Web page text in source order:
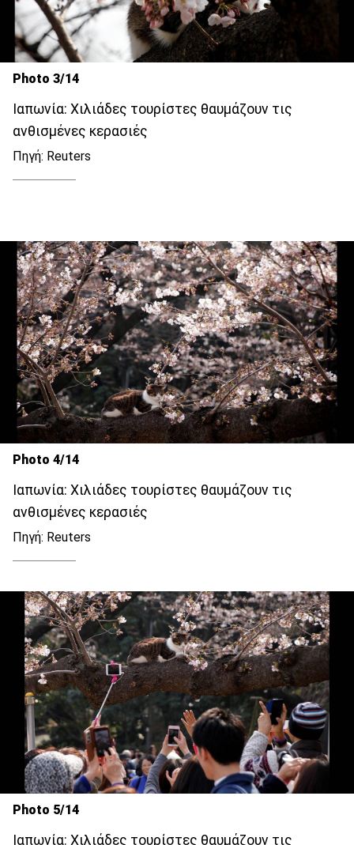
Photo 3/14
Ιαπωνία: Χιλιάδες τουρίστες θαυμάζουν τις
ανθισμένες κερασιές
Πηγή: Reuters
Photo 4/14
Ιαπωνία: Χιλιάδες τουρίστες θαυμάζουν τις
ανθισμένες κερασιές
Πηγή: Reuters
Photo 5/14
Ιαπωνία: Χιλιάδες τουρίστες θαυμάζουν τις